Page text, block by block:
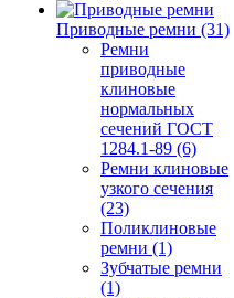
Приводные ремни (31)
Ремни
приводные
клиновые
нормальных
сечений ГОСТ
1284.1-89 (6)
Ремни клиновые
узкого сечения
(23)
Поликлиновые
ремни (1)
Зубчатые ремни
(1)